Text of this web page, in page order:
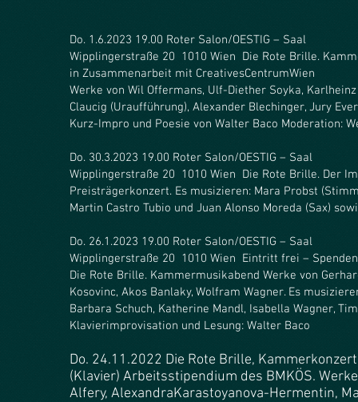
Do. 1.6.2023 19.00 Roter Salon/OESTIG – Saal
Wipplingerstraße 20 1010 Wien Die Rote Brille.
in Zusammenarbeit mit CreativesCentrumWien
Werke von Wil Offermans, Ulf-Diether Soyka,
Claucig (Uraufführung), Alexander Blechinger, Jury
Kurz-Impro und Poesie von Walter Baco Moderation:
Do. 30.3.2023 19.00 Roter Salon/OESTIG – Saal
Wipplingerstraße 20 1010 Wien Die Rote Brille. Der
Preisträgerkonzert. Es musizieren: Mara Probst
Martin Castro Tubio und Juan Alonso Moreda (Sax)
Do. 26.1.2023 19.00 Roter Salon/OESTIG – Saal
Wipplingerstraße 20 1010 Wien Eintritt frei –
Die Rote Brille. Kammermusikabend Werke von
Kosovinc, Akos Banlaky, Wolfram Wagner. Es
Barbara Schuch, Katherine Mandl, Isabella Wagner,
Klavierimprovisation und Lesung: Walter Baco
Do. 24.11.2022 Die Rote Brille, Kamme
(Klavier) Arbeitsstipendium des BMKÖS.
Alfery, AlexandraKarastoyanova-Hermentin,